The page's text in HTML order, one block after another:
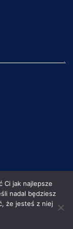
Ci jak najlepsze
nadal będziesz
że jesteś z niej